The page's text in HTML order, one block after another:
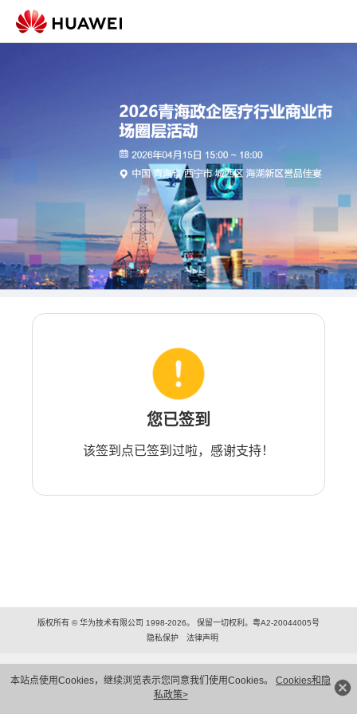
本站点使用Cookies，继续浏览表示您同意我们使用Cookies。 Cookies和隐
私政策>
您已签到
该签到点已签到过啦，感谢支持！
版权所有 © 华为技术有限公司 1998-2026。 保留一切权利。粤A2-20044005号
隐私保护
法律声明